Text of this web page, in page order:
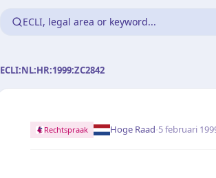
ECLI, legal area or keyword...
ECLI:NL:HR:1999:ZC2842
Rechtspraak Hoge Raad·5 februari